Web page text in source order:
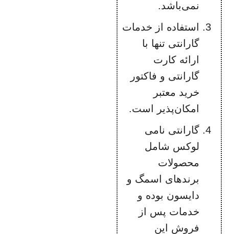
نمی‌باشد.
استفاده از خدمات
گارانتی تنها با
ارائه کارت
گارانتی و فاکتور
خرید معتبر
امکان‌پذیر است.
گارانتی نامی
لوکس شامل
محصولات
برندهای اسمگ و
دایسون بوده و
خدمات پس از
فروش این